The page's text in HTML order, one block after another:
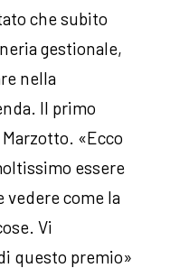
che subito
gestionale,
nella
Il primo
«Ecco
essere
vedere come la
Vi
questo premio»